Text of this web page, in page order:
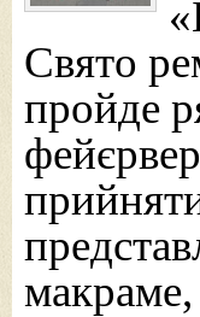
Свято
пройде